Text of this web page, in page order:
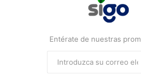
Entérate de nuestras